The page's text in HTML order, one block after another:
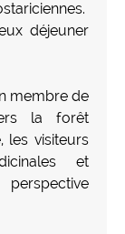
déjeuner
membre de
la forêt
les visiteurs
et